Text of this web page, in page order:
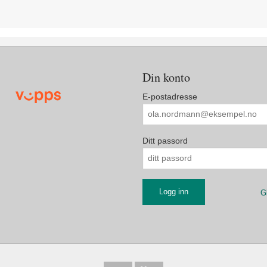
Din konto
E-postadresse
Ditt passord